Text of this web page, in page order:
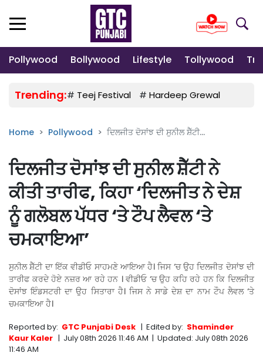
Pollywood Bollywood Lifestyle Tollywood
Trending:# Teej Festival # Hardeep Grewal
Home Pollywood ਦਿਲਜੀਤ ਦੋਸਾਂਝ ਦੀ ਸੁਨੀਲ ਸ਼ੈੱਟੀ...
ਦਿਲਜੀਤ ਦੋਸਾਂਝ ਦੀ ਸੁਨੀਲ ਸ਼ੈੱਟੀ ਨੇ
ਕੀਤੀ ਤਾਰੀਫ, ਕਿਹਾ ‘ਦਿਲਜੀਤ ਨੇ ਦੇਸ਼
ਨੂੰ ਗਲੋਬਲ ਪੱਧਰ ‘ਤੇ ਟੌਪ ਲੈਵਲ ‘ਤੇ
ਚਮਕਾਇਆ’
ਸੁਨੀਲ ਸ਼ੈੱਟੀ ਦਾ ਇੱਕ ਵੀਡੀਓ ਸਾਹਮਣੇ ਆਇਆ ਹੈ। ਜਿਸ ‘ਚ ਉਹ ਦਿਲਜੀਤ ਦੋਸਾਂਝ ਦੀ
ਤਾਰੀਫ ਕਰਦੇ ਹੋਏ ਨਜ਼ਰ ਆ ਰਹੇ ਹਨ । ਵੀਡੀਓ ‘ਚ ਉਹ ਕਹਿ ਰਹੇ ਹਨ ਕਿ ਦਿਲਜੀਤ
ਦੋਸਾਂਝ ਇੰਡਸਟਰੀ ਦਾ ਉਹ ਸਿਤਾਰਾ ਹੈ। ਜਿਸ ਨੇ ਸਾਡੇ ਦੇਸ਼ ਦਾ ਨਾਮ ਟੌਪ ਲੈਵਲ ‘ਤੇ
ਚਮਕਾਇਆ ਹੈ।
Reported by: GTC Punjabi Desk | Edited by: Shaminder
Kaur Kaler | July 08th 2026 11:46 AM | Updated: July 08th 2026
11:46 AM